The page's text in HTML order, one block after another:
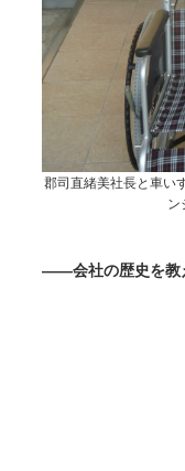
郡司直緒美社長と車い
ン
――会社の歴史を教